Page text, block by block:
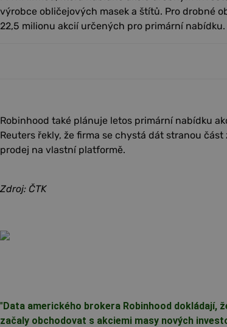
výrobce obličejových masek a štítů. Pro drobné
22,5 milionu akcií určených pro primární nabídku.
Robinhood také plánuje letos primární nabídku
Reuters řekly, že firma se chystá dát stranou
prodej na vlastní platformě.
Zdroj: ČTK
"Data amerického brokera Robinhood dokládají,
začaly obchodovat s akciemi masy nových